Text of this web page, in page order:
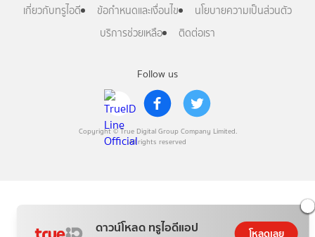
ดาวน์โหลด ทรูไอดีแอป โหลดเลย
Follow us
Copyright © True Digital Group Company Limited.
All rights reserved
เกี่ยวกับทรูไอดี ข้อกำหนดและเงื่อนไข
นโยบายความเป็นส่วนตัว
บริการช่วยเหลือ
ติดต่อเรา